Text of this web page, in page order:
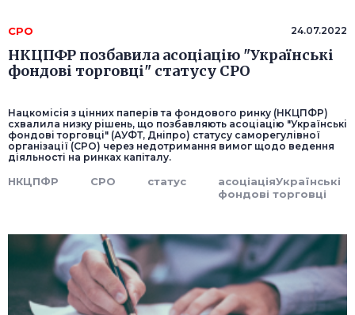
СРО 24.07.2022
НКЦПФР позбавила асоціацію "Українські
фондові торговці" статусу СРО
Нацкомісія з цінних паперів та фондового ринку (НКЦПФР)
схвалила низку рішень, що позбавляють асоціацію "Українські
фондові торговці" (АУФТ, Дніпро) статусу саморегулівної
організації (СРО) через недотримання вимог щодо ведення
діяльності на ринках капіталу.
НКЦПФР СРО статус
асоціаціяУкраїнські
фондові торговці